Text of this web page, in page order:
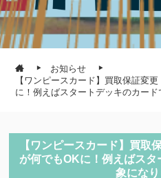
お知らせ
【ワンピースカード】買取保証変
に！例えばスタートデッキのカード
【ワンピースカード】買取
が何でもOKに！例えばス
象になり